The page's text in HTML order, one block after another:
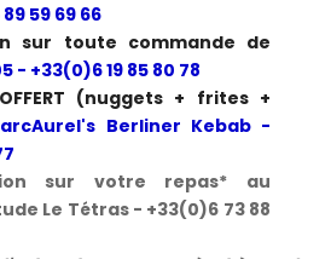
59 69 66
sur toute commande de
- +33(0)6 19 85 80 78
(nuggets + frites +
Berliner Kebab -
sur votre repas* au
Le Tétras - +33(0)6 73 88